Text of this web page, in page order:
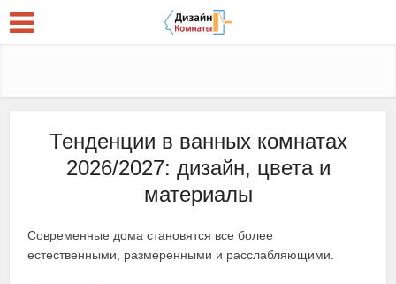
Тенденции в ванных комнатах
2026/2027: дизайн, цвета и
материалы
Современные дома становятся все более
естественными, размеренными и расслабляющими.